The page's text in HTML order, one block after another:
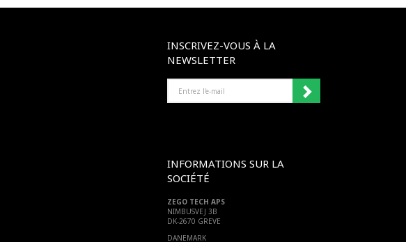
INSCRIVEZ-VOUS À LA
NEWSLETTER
MAIL
INFORMATIONS SUR LA
SOCIÉTÉ
ZEGO TECH APS
NIMBUSVEJ 3B
DK-2670 GREVE
DANEMARK